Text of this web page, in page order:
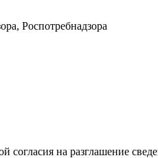
Роспотребнадзора
согласия на разглашение